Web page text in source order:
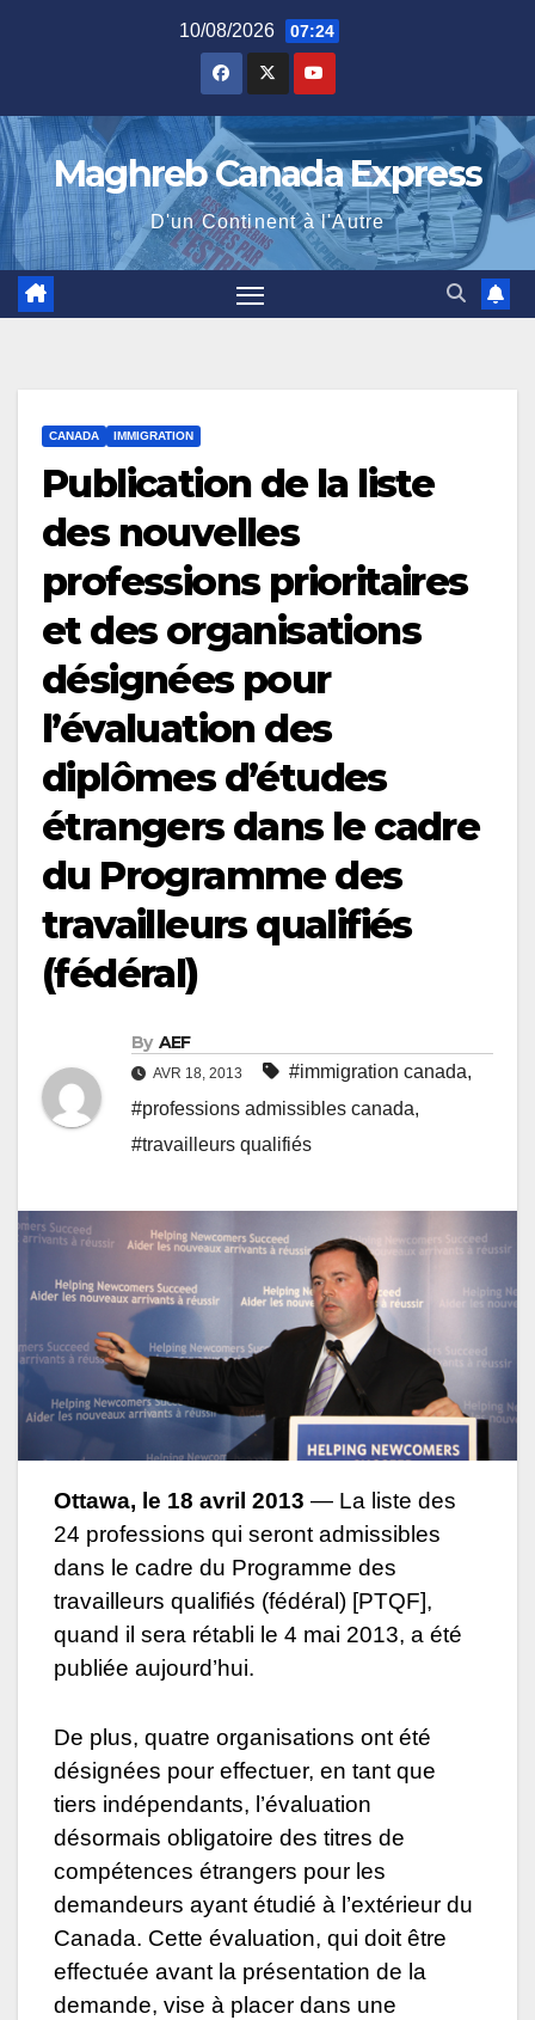
10/08/2026 07:24
Maghreb Canada Express
D'un Continent à l'Autre
CANADA IMMIGRATION
Publication de la liste
des nouvelles
professions prioritaires
et des organisations
désignées pour
l’évaluation des
diplômes d’études
étrangers dans le cadre
du Programme des
travailleurs qualifiés
(fédéral)
By AEF
AVR 18, 2013 #immigration canada,
#professions admissibles canada,
#travailleurs qualifiés
Ottawa, le 18 avril 2013 — La liste des
24 professions qui seront admissibles
dans le cadre du Programme des
travailleurs qualifiés (fédéral) [PTQF],
quand il sera rétabli le 4 mai 2013, a été
publiée aujourd’hui.
De plus, quatre organisations ont été
désignées pour effectuer, en tant que
tiers indépendants, l’évaluation
désormais obligatoire des titres de
compétences étrangers pour les
demandeurs ayant étudié à l’extérieur du
Canada. Cette évaluation, qui doit être
effectuée avant la présentation de la
demande, vise à placer dans une